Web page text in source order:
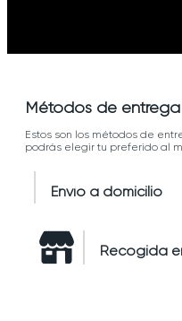
Métodos de entrega
Estos son los métodos de
podrás elegir tu preferido al
Envío a domicilio
Recogida